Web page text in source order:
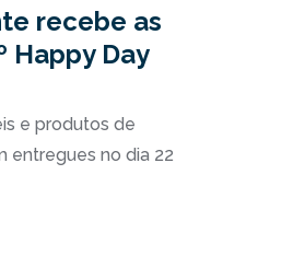
recebe as
Happy Day
e produtos de
entregues no dia 22